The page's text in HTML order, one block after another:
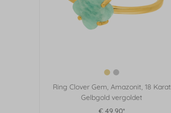
Ring Clover Gem, Amazonit, 18 Karat
Gelbgold vergoldet
€ 49,90*